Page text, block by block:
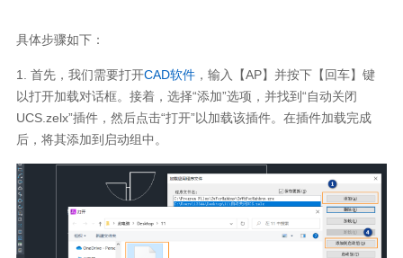
具体步骤如下：
1. 首先，我们需要打开CAD软件，输入【AP】并按下【回车】键
以打开加载对话框。接着，选择“添加”选项，并找到“自动关闭
UCS.zelx”插件，然后点击“打开”以加载该插件。在插件加载完成
后，将其添加到启动组中。